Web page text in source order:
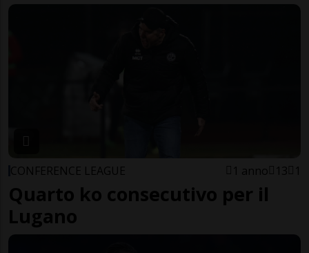
CONFERENCE LEAGUE 1 anno 13 1
Quarto ko consecutivo per il
Lugano